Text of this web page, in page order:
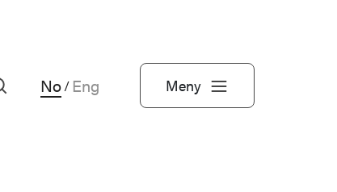
No/ Eng Meny